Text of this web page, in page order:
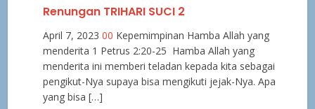
Renungan TRIHARI SUCI 2
April 7, 202300 Kepemimpinan Hamba Allah yang
menderita 1 Petrus 2:20-25 Hamba Allah yang
menderita ini memberi teladan kepada kita sebagai
pengikut-Nya supaya bisa mengikuti jejak-Nya. Apa
yang bisa […]